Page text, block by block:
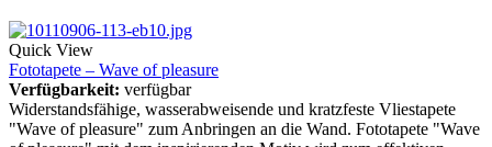
Quick View
Fototapete – Wave of pleasure
Verfügbarkeit: verfügbar
Widerstandsfähige, wasserabweisende und kratzfeste Vliestapete
"Wave of pleasure" zum Anbringen an die Wand. Fototapete "Wave